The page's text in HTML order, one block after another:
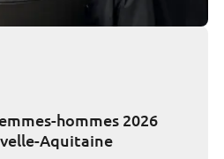
hommes 2026
Aquitaine